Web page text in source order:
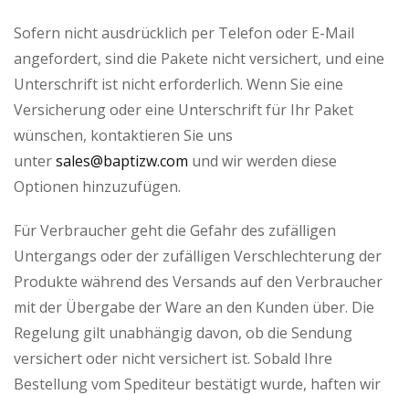
Sofern nicht ausdrücklich per Telefon oder E-Mail
angefordert, sind die Pakete nicht versichert, und eine
Unterschrift ist nicht erforderlich. Wenn Sie eine
Versicherung oder eine Unterschrift für Ihr Paket
wünschen, kontaktieren Sie uns
untersales@baptizw.com und wir werden diese
Optionen hinzuzufügen.
Für Verbraucher geht die Gefahr des zufälligen
Untergangs oder der zufälligen Verschlechterung der
Produkte während des Versands auf den Verbraucher
mit der Übergabe der Ware an den Kunden über. Die
Regelung gilt unabhängig davon, ob die Sendung
versichert oder nicht versichert ist. Sobald Ihre
Bestellung vom Spediteur bestätigt wurde, haften wir